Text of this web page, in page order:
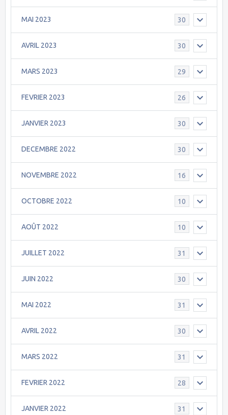
MAI 2023 30
AVRIL 2023 30
MARS 2023 29
FEVRIER 2023 26
JANVIER 2023 30
DECEMBRE 2022 30
NOVEMBRE 2022 16
OCTOBRE 2022 10
AOÛT 2022 10
JUILLET 2022 31
JUIN 2022 30
MAI 2022 31
AVRIL 2022 30
MARS 2022 31
FEVRIER 2022 28
JANVIER 2022 31